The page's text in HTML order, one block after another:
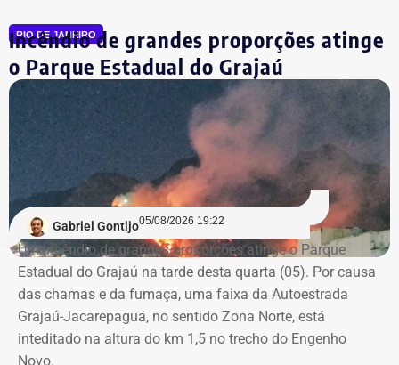
Declaração de bens de Vinícius Cozzolino em 2022 — Foto:
Reprodução/Divulgacand
auditores está a concentração de funções incompatíveis
dentro do processo de contratação. Conforme o relatório,
os mesmos agentes públicos participaram das etapas de
planejamento, julgamento e fiscalização do contrato,
comprometendo a segregação de funções.
A auditoria também aponta indícios de restrição à
competitividade da licitação, observados pela baixa
variação entre as propostas apresentadas pelas
empresas concorrentes, além de falhas na elaboração do
termo de referência.
Outro ponto que chamou a atenção dos técnicos foi a
ausência de critérios objetivos para justificar a
contratação da equipe prevista. Em uma das fases do
RIO DE JANEIRO
Incêndio de grandes proporções atinge
o Parque Estadual do Grajaú
Gabriel Gontijo05/08/2026 19:22
Um incêndio de grandes proporções atinge o Parque
Estadual do Grajaú na tarde desta quarta (05). Por causa
das chamas e da fumaça, uma faixa da Autoestrada
Grajaú-Jacarepaguá, no sentido Zona Norte, está
inteditado na altura do km 1,5 no trecho do Engenho
Novo.